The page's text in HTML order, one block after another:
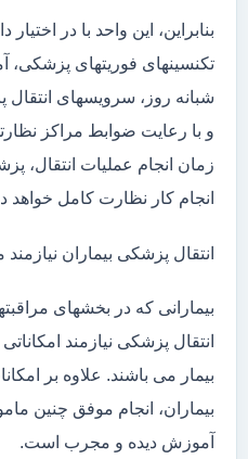
بنابراین، این واحد با در
تکنسینهای فوریتهای پزشکی،
شبانه روز، سرویسهای انتقال
و با رعایت ضوابط مراکز
زمان انجام عملیات
انجام کار نظارت کامل خواهد
انتقال پزشکی بیماران نیازمند
بیمارانی که در بخشهای
انتقال پزشکی نیازمند
بیمار می باشند. علاوه بر
بیماران، انجام موفق چنین
آموزش دیده و مجرب است.